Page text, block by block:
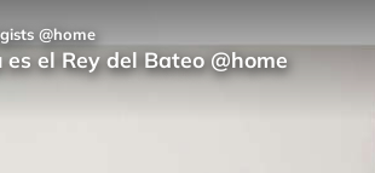
@home
es el Rey del Bateo @home